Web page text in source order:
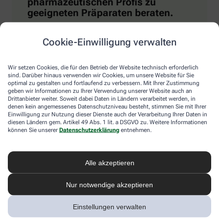
Cookie-Einwilligung verwalten
Wir setzen Cookies, die für den Betrieb der Website technisch erforderlich
sind. Darüber hinaus verwenden wir Cookies, um unsere Website für Sie
optimal zu gestalten und fortlaufend zu verbessern. Mit Ihrer Zustimmung
geben wir Informationen zu Ihrer Verwendung unserer Website auch an
Drittanbieter weiter. Soweit dabei Daten in Ländern verarbeitet werden, in
denen kein angemessenes Datenschutzniveau besteht, stimmen Sie mit Ihrer
Einwilligung zur Nutzung dieser Dienste auch der Verarbeitung Ihrer Daten in
diesen Ländern gem. Artikel 49 Abs. 1 lit. a DSGVO zu. Weitere Informationen
können Sie unserer Datenschutzerklärung entnehmen.
Alle akzeptieren
Nur notwendige akzeptieren
Einstellungen verwalten
geeigneten Präparaten beraten.
Bestimmte Arzneipflanzen erleichtern das Einund
Durchschlafen. Dazu zählen Zubereitungen aus
Lavendel oder Johanniskraut. Die Wirkung setzt
allerdings erst nach einigen Wochen ein.
Spezielle Nahrungsergänzungsmittel kombinieren
Zubereitungen des schlafanstoßenden Hormons
Melatonin mit Heilpflanzen wie Baldrian oder
Passionsblume, die die Nachtruhe positiv
beeinflussen.
Die synthetischen Wirkstoffe Doxylamin oder
eingesetzt und stoßen ebenfalls den Schlaf an.
Setzen Sie diese nie länger als zwei Wochen lang
ein und achten Sie darauf, dass Sie bis zu neun
Suchen Sie bei länger andauernden
Schlafstörungen eine Ärztin oder einen Arzt auf.